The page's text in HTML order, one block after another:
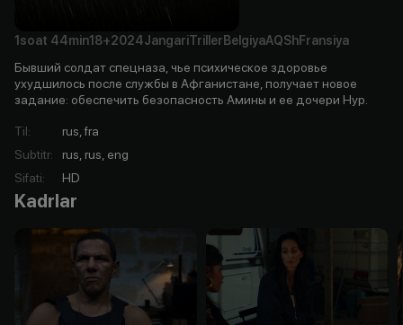
1soat 44min18+2024JangariTriller BelgiyaAQShFransiya
Бывший солдат спецназа, чье психическое здоровье
ухудшилось после службы в Афганистане, получает новое
задание: обеспечить безопасность Амины и ее дочери Нур.
Til:
rus, fra
Subtitr:
rus, rus, eng
Sifati: HD
Kadrlar